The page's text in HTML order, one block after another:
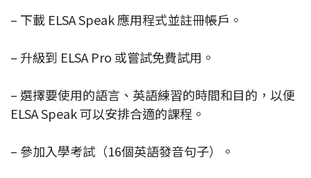
– 下載 ELSA Speak 應用程式並註冊帳戶。
– 升級到 ELSA Pro 或嘗試免費試用。
– 選擇要使用的語言、英語練習的時間和目的，以便
ELSA Speak 可以安排合適的課程。
– 參加入學考試（16個英語發音句子）。